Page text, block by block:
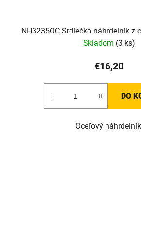
NH3235OC Srdiečko náhrdelník z
Skladom (3 ks)
€16,20
DO
Oceľový